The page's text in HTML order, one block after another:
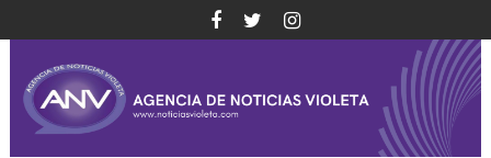
al
contenido